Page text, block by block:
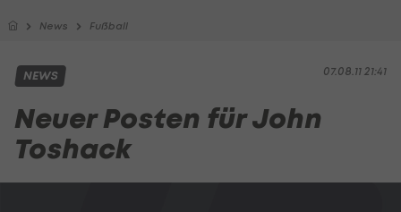
News Fußball
07.08.11 21:41
NEWS
Neuer Posten für John
Toshack